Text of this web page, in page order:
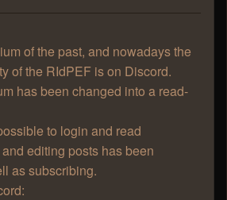
of the past, and nowadays the
of the RIdPEF is on Discord.
has been changed into a read-
to login and read
editing posts has been
as subscribing.
si tu est d'accord , tu
je dois savoir si les Ridpefiens ont
pour vos réponses rapides